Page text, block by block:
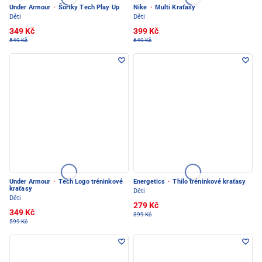
Under Armour · Šortky Tech Play Up
Děti
349 Kč
549 Kč
Nike · Multi Kraťasy
Děti
399 Kč
649 Kč
Under Armour · Tech Logo tréninkové
kraťasy
Děti
349 Kč
599 Kč
Energetics · Thilo tréninkové kraťasy
Děti
279 Kč
399 Kč